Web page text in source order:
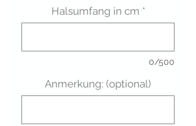
Halsumfang in cm *
0/500
Anmerkung: (optional)